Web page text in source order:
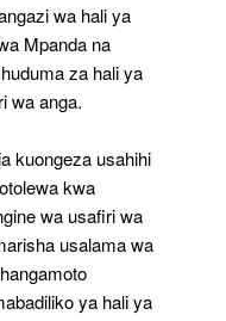
wa hali ya
Mpanda na
za hali ya
wa anga.
kuongeza usahihi
kwa
wa usafiri wa
usalama wa
ya hali ya